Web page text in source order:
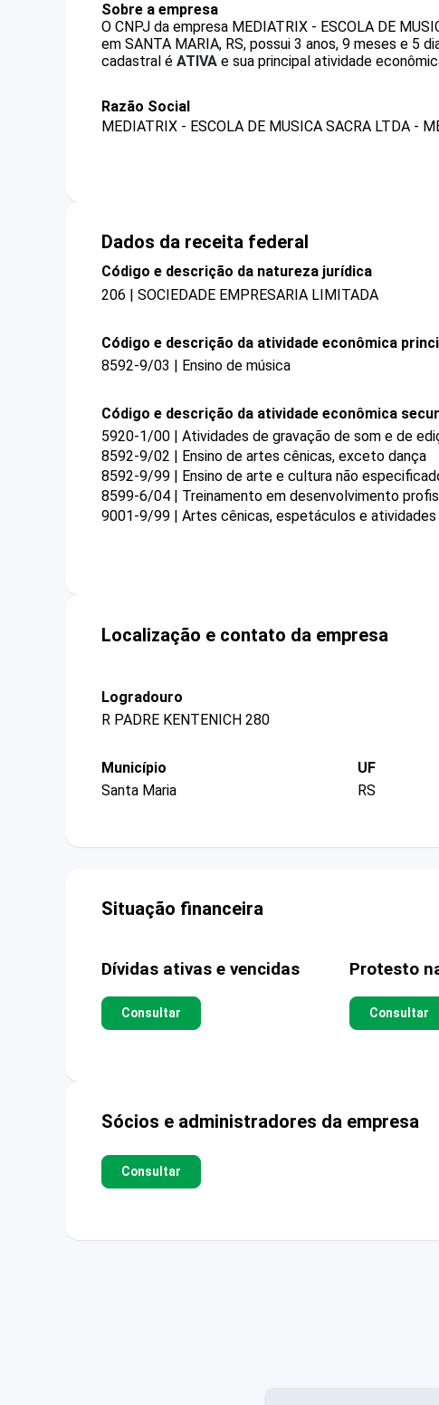
Sobre a empresa
O CNPJ da empresa MEDIATRIX - ESCOLA DE
em SANTA MARIA, RS, possui 3 anos, 9 meses e 5
cadastral é ATIVA e sua principal atividade
Razão Social
MEDIATRIX - ESCOLA DE MUSICA SACRA LTDA -
Dados da receita federal
Código e descrição da natureza jurídica
206 | SOCIEDADE EMPRESARIA LIMITADA
Código e descrição da atividade econômica
8592-9/03 | Ensino de música
Código e descrição da atividade econômica
5920-1/00 | Atividades de gravação de som e de
8592-9/02 | Ensino de artes cênicas, exceto dança
8592-9/99 | Ensino de arte e cultura não
8599-6/04 | Treinamento em desenvolvimento
9001-9/99 | Artes cênicas, espetáculos e
Localização e contato da empresa
Logradouro
R PADRE KENTENICH 280
Município
Santa Maria
UF
RS
Situação financeira
Dívidas ativas e vencidas
Consultar
Protesto
Consultar
Sócios e administradores da empresa
Consultar